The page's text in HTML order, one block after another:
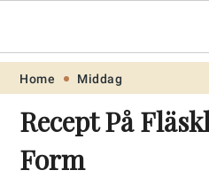
Skip
primary
navigation
Skip
main
content
Skip
primary
sidebar
Skip
footer
Recept
Home Middag
Recept På
Form